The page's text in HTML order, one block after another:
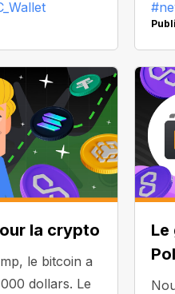
de
la crypto
le bitcoin a
dollars. Le
Le